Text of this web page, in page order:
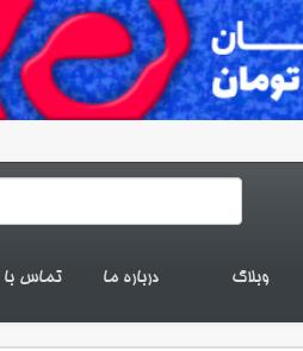
وبلاگ درباره ما تماس با